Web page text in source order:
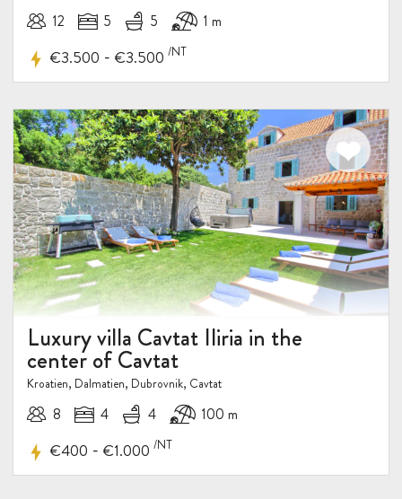
5-10%
12 5 5 1 m
€3.500 - €3.500 /NT
Luxury villa Cavtat Iliria in the
center of Cavtat
Kroatien, Dalmatien, Dubrovnik, Cavtat
8 4 4 100 m
€400 - €1.000 /NT